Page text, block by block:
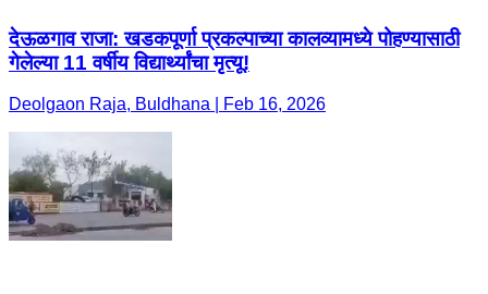
देऊळगाव राजा: खडकपूर्णा प्रकल्पाच्या कालव्यामध्ये पोहण्यासाठी
गेलेल्या 11 वर्षीय विद्यार्थ्यांचा मृत्यू!
Deolgaon Raja, Buldhana | Feb 16, 2026